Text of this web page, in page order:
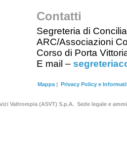
Contatti
Segreteria di
ARC/Associazioni
Corso di Porta
E mail –
Mappa| Privacy Policy e
Valtrompia (ASVT) S.p.A. Sede legale e